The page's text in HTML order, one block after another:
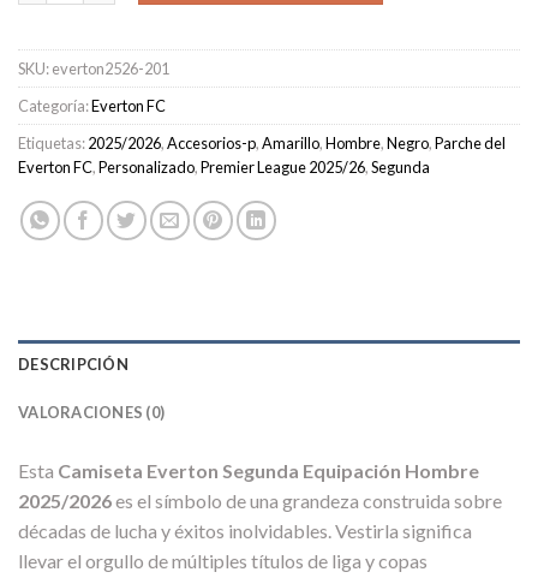
SKU:everton2526-201
Categoría:Everton FC
Etiquetas:2025/2026,Accesorios-p,Amarillo,Hombre,Negro,Parche del
Everton FC,Personalizado,Premier League 2025/26,Segunda
DESCRIPCIÓN
VALORACIONES (0)
Esta Camiseta Everton Segunda Equipación Hombre
2025/2026es el símbolo de una grandeza construida sobre
décadas de lucha y éxitos inolvidables. Vestirla significa
llevar el orgullo de múltiples títulos de liga y copas